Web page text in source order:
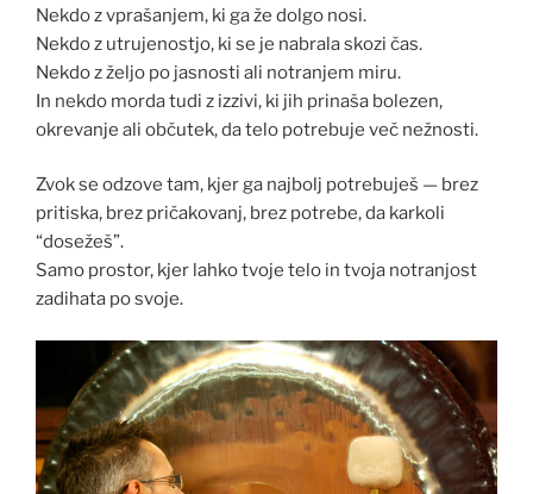
Nekdo z vprašanjem, ki ga že dolgo nosi.
Nekdo z utrujenostjo, ki se je nabrala skozi čas.
Nekdo z željo po jasnosti ali notranjem miru.
In nekdo morda tudi z izzivi, ki jih prinaša bolezen,
okrevanje ali občutek, da telo potrebuje več nežnosti.
Zvok se odzove tam, kjer ga najbolj potrebuješ — brez
pritiska, brez pričakovanj, brez potrebe, da karkoli
“dosežeš”.
Samo prostor, kjer lahko tvoje telo in tvoja notranjost
zadihata po svoje.